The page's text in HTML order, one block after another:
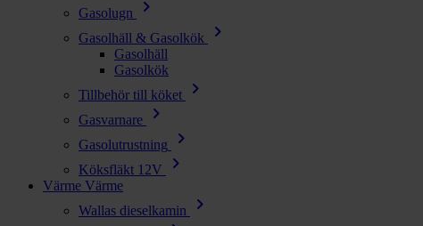
Gasolugn
chevron_right
Gasolhäll & Gasolkök chevron_right
Gasolhäll
Gasolkök
Tillbehör till köket
chevron_right
Gasvarnare chevron_right
Gasolutrustning chevron_right
Köksfläkt 12V chevron_right
Värme Värme
Wallas dieselkamin
chevron_right